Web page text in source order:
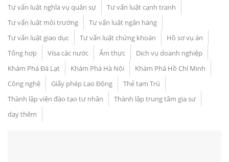
Tư vấn luật nghĩa vụ quân sự
Tư vấn luật cạnh tranh
Tư vấn luật môi trường
Tư vấn luật ngân hàng
Tư vấn luật giao dục
Tư vấn luật chứng khoán
Hồ sơ vụ án
Tổng hợp
Visa các nước Ẩm thực
Dịch vụ doanh nghiệp
Khám Phá Đà Lạt
Khám Phá Hà Nội
Khám Phá Hồ Chí Minh
Công nghệ
Giấy phép Lao Động
Thẻ tạm Trú
Thành lập viện đào tạo tư nhân
Thành lập trung tâm gia sư
dạy thêm